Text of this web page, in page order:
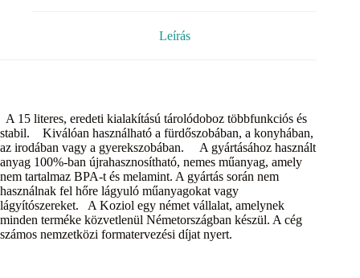
Leírás
A 15 literes, eredeti kialakítású tárolódoboz többfunkciós és
stabil. Kiválóan használható a fürdőszobában, a konyhában,
az irodában vagy a gyerekszobában. A gyártásához használt
anyag 100%-ban újrahasznosítható, nemes műanyag, amely
nem tartalmaz BPA-t és melamint. A gyártás során nem
használnak fel hőre lágyuló műanyagokat vagy
lágyítószereket. A Koziol egy német vállalat, amelynek
minden terméke közvetlenül Németországban készül. A cég
számos nemzetközi formatervezési díjat nyert.